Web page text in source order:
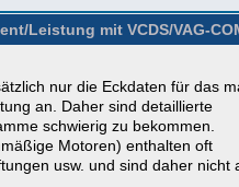
Leistung mit VCDS/VAG-
nur die Eckdaten für das
an. Daher sind detaillierte
schwierig zu bekommen.
Motoren) enthalten oft
usw. und sind daher nicht